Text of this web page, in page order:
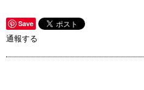
Save
通報する